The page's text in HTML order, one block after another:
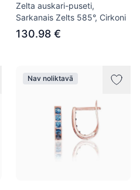
Zelta auskari-puseti,
Sarkanais Zelts 585°, Cirkoni
130.98 €
Nav noliktavā